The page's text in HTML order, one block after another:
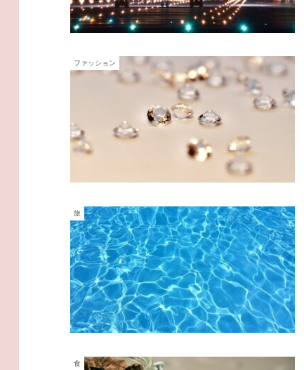
ファッション
旅
食